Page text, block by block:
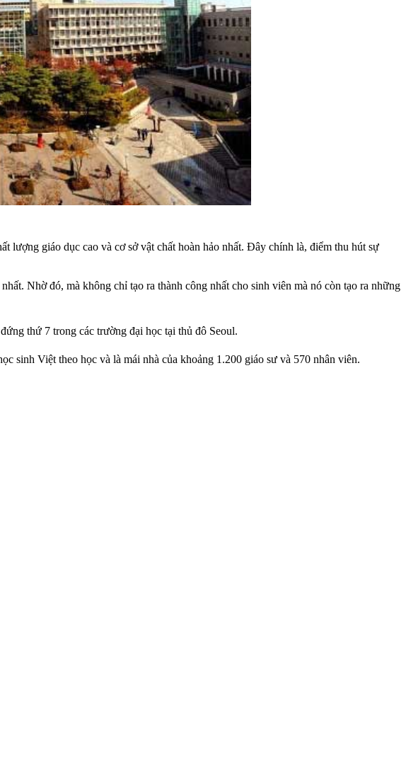
lượng giáo dục cao và cơ sở vật chất hoàn hảo nhất. Đây chính là, điểm thu hút sự
Nhờ đó, mà không chỉ tạo ra thành công nhất cho sinh viên mà nó còn tạo ra những
thứ 7 trong các trường đại học tại thủ đô Seoul.
sinh Việt theo học và là mái nhà của khoảng 1.200 giáo sư và 570 nhân viên.